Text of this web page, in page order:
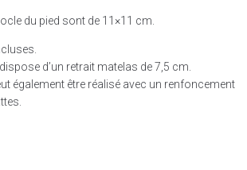
du pied sont de 11×11 cm.
d’un retrait matelas de 7,5 cm.
également être réalisé avec un renfoncement